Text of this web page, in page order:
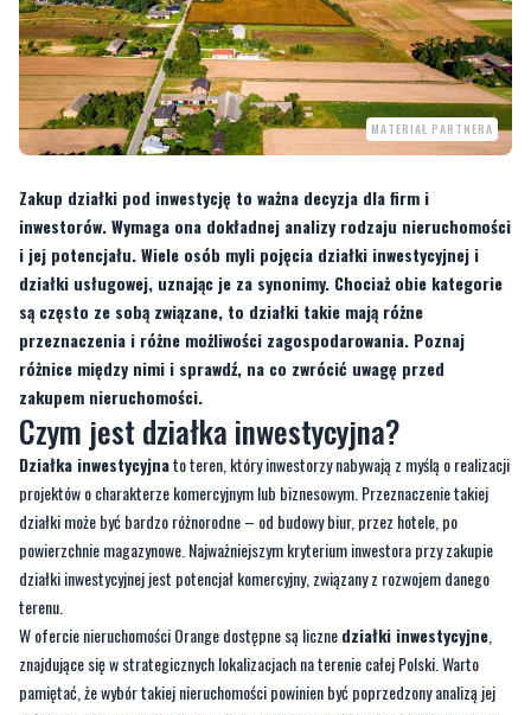
MATERIAŁ PARTNERA
Zakup działki pod inwestycję to ważna decyzja dla firm i
inwestorów. Wymaga ona dokładnej analizy rodzaju nieruchomości
działki usługowej, uznając je za synonimy. Chociaż obie kategorie
są często ze sobą związane, to działki takie mają różne
przeznaczenia i różne możliwości zagospodarowania. Poznaj
różnice między nimi i sprawdź, na co zwrócić uwagę przed
zakupem nieruchomości.
Czym jest działka inwestycyjna?
Działka inwestycyjna to teren, który inwestorzy nabywają z myślą o realizacji
projektów o charakterze komercyjnym lub biznesowym. Przeznaczenie takiej
działki może być bardzo różnorodne – od budowy biur, przez hotele, po
powierzchnie magazynowe. Najważniejszym kryterium inwestora przy zakupie
działki inwestycyjnej jest potencjał komercyjny, związany z rozwojem danego
terenu.
W ofercie nieruchomości Orange dostępne są licznedziałki inwestycyjne,
znajdujące się w strategicznych lokalizacjach na terenie całej Polski. Warto
pamiętać, że wybór takiej nieruchomości powinien być poprzedzony analizą jej
położenia, planu zagospodarowania przestrzennego i aktualnej infrastruktury.
Co wyróżnia działkę usługową?
Działka usługowa jest specyficznym rodzajemdziałki inwestycyjnej. Jej